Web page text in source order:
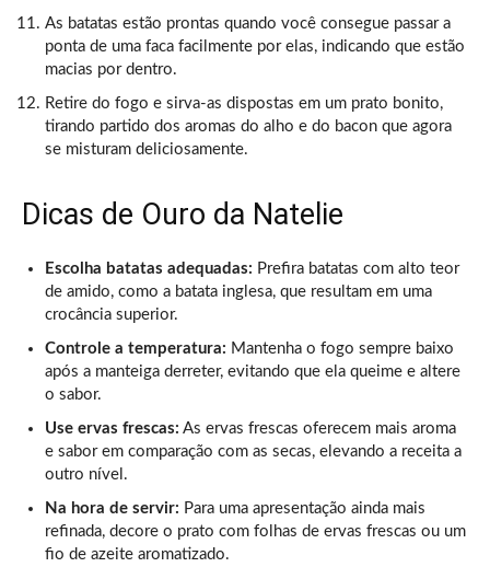
As batatas estão prontas quando você consegue passar a
ponta de uma faca facilmente por elas, indicando que estão
macias por dentro.
Retire do fogo e sirva-as dispostas em um prato bonito,
tirando partido dos aromas do alho e do bacon que agora
se misturam deliciosamente.
Dicas de Ouro da Natelie
Escolha batatas adequadas: Prefira batatas com alto teor
de amido, como a batata inglesa, que resultam em uma
crocância superior.
Controle a temperatura: Mantenha o fogo sempre baixo
após a manteiga derreter, evitando que ela queime e altere
o sabor.
Use ervas frescas: As ervas frescas oferecem mais aroma
e sabor em comparação com as secas, elevando a receita a
outro nível.
Na hora de servir: Para uma apresentação ainda mais
refinada, decore o prato com folhas de ervas frescas ou um
fio de azeite aromatizado.